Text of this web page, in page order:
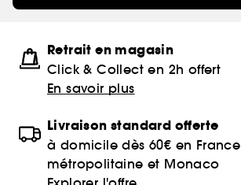
Retrait en magasin
Click & Collect en 2h offert
En savoir plus
Livraison standard offerte
à domicile dès 60€ en France
métropolitaine et Monaco